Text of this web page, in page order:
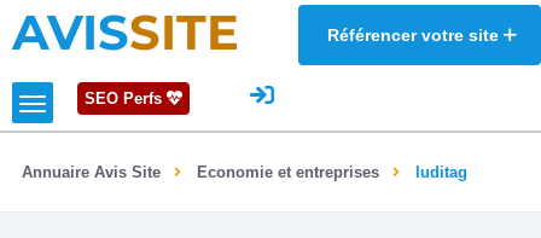
AVISSITE Référencer votre site
SEO Perfs
Annuaire Avis Site Economie et entreprises luditag